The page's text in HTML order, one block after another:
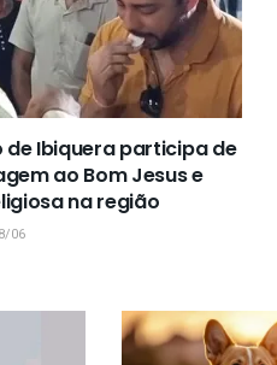
Ibiquera participa de
ao Bom Jesus e
na região
06